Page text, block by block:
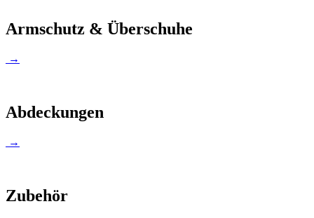
Armschutz & Überschuhe
→
Abdeckungen
→
Zubehör